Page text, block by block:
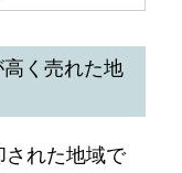
く売れた地
れた地域で